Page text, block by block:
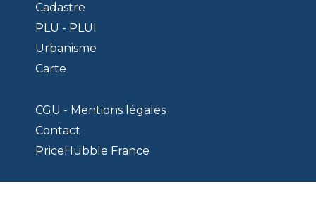
Cadastre
PLU - PLUI
Urbanisme
Carte
CGU - Mentions légales
Contact
PriceHubble France